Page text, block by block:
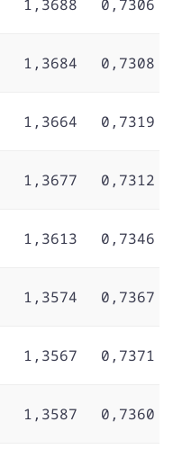
1,3688 0,7306
1,3684 0,7308
1,3664 0,7319
1,3677 0,7312
1,3613 0,7346
1,3574 0,7367
1,3567 0,7371
1,3587 0,7360